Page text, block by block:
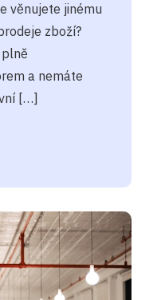
věnujete jinému
zboží?
a nemáte
[…]